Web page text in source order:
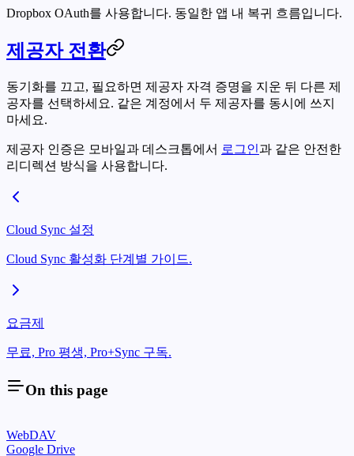
Dropbox OAuth를 사용합니다. 동일한 앱 내 복귀 흐름입니다.
제공자 전환
동기화를 끄고, 필요하면 제공자 자격 증명을 지운 뒤 다른 제
공자를 선택하세요. 같은 계정에서 두 제공자를 동시에 쓰지
마세요.
제공자 인증은 모바일과 데스크톱에서 로그인과 같은 안전한
리디렉션 방식을 사용합니다.
Cloud Sync 설정
Cloud Sync 활성화 단계별 가이드.
요금제
무료, Pro 평생, Pro+Sync 구독.
On this page
WebDAV
Google Drive